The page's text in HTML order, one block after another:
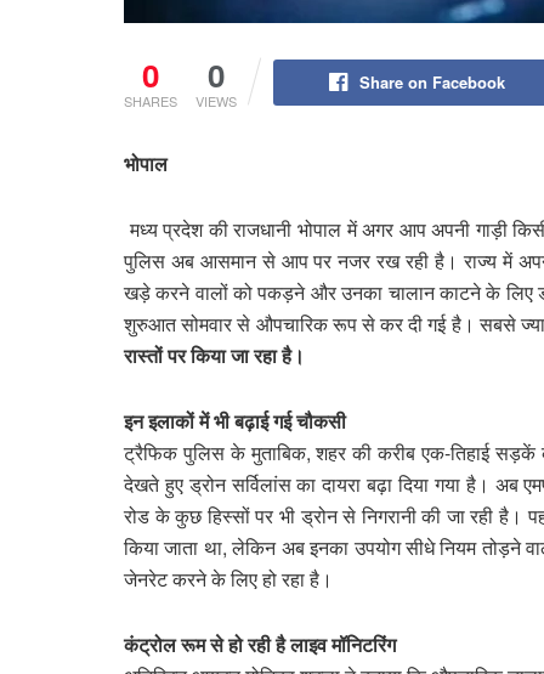
0
SHARES
0
VIEWS
Share on Facebook
भोपाल
मध्य प्रदेश की राजधानी भोपाल में अगर आप अपनी गाड़ी
पुलिस अब आसमान से आप पर नजर रख रही है। राज्य में
खड़े करने वालों को पकड़ने और उनका चालान काटने के लिए
शुरुआत सोमवार से औपचारिक रूप से कर दी गई है। सबसे
रास्तों पर किया जा रहा है।
इन इलाकों में भी बढ़ाई गई चौकसी
ट्रैफिक पुलिस के मुताबिक, शहर की करीब एक-तिहाई
देखते हुए ड्रोन सर्विलांस का दायरा बढ़ा दिया गया है। अब
रोड के कुछ हिस्सों पर भी ड्रोन से निगरानी की जा रही
किया जाता था, लेकिन अब इनका उपयोग सीधे नियम तोड़ने
जेनरेट करने के लिए हो रहा है।
कंट्रोल रूम से हो रही है लाइव मॉनिटरिंग